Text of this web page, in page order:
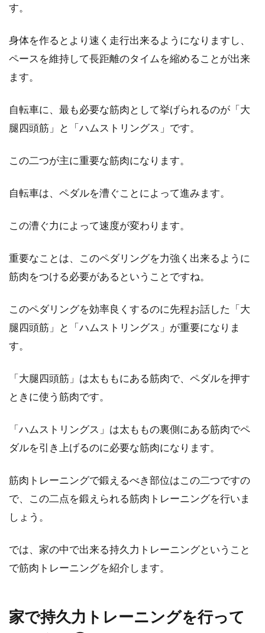
か？言...
肉を強化しよう！！
なんて人もいるかと思いますが、その腰痛の原
ロードバイクのクロモリフレームや
一番ユーザーが多い自転車は、ママチャリのイ
る機会と言え...
練習メニューの作り方
ーニングをいく...
はあ...
す。
身体を作るとより速く走行出来るようになりますし、
ペースを維持して長距離のタイムを縮めることが出来
ます。
自転車に、最も必要な筋肉として挙げられるのが「大
腿四頭筋」と「ハムストリングス」です。
この二つが主に重要な筋肉になります。
自転車は、ペダルを漕ぐことによって進みます。
この漕ぐ力によって速度が変わります。
重要なことは、このペダリングを力強く出来るように
筋肉をつける必要があるということですね。
このペダリングを効率良くするのに先程お話した「大
腿四頭筋」と「ハムストリングス」が重要になりま
す。
「大腿四頭筋」は太ももにある筋肉で、ペダルを押す
ときに使う筋肉です。
「ハムストリングス」は太ももの裏側にある筋肉でペ
ダルを引き上げるのに必要な筋肉になります。
筋肉トレーニングで鍛えるべき部位はこの二つですの
で、この二点を鍛えられる筋肉トレーニングを行いま
しょう。
では、家の中で出来る持久力トレーニングということ
で筋肉トレーニングを紹介します。
家で持久力トレーニングを行って